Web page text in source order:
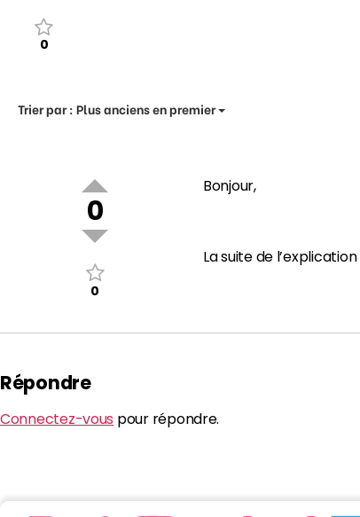
0
Trier par :Plus anciens en premier
0
0
Bonjour,
La suite de l’explication
Répondre
Connectez-vous pour répondre.